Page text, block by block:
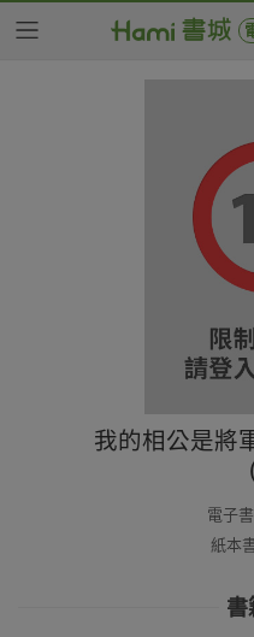
我的相公是將
電子書
紙本
書